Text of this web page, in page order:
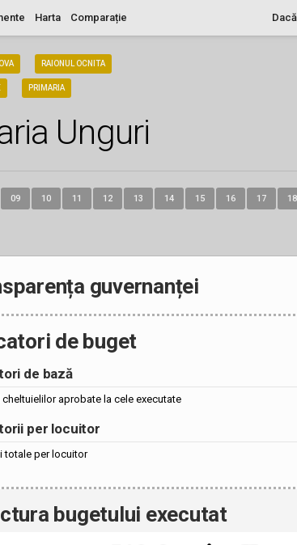
Harta Comparație
RAIONUL OCNITA
PRIMARIA
Unguri
09 10 11 12 13 14 15 16 17 18
guvernanței
de buget
de bază
cheltuielilor aprobate la cele executate
per locuitor
totale per locuitor
bugetului executat